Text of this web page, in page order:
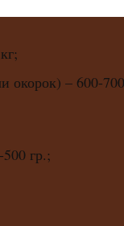
окорок) – 600-700
гр.;